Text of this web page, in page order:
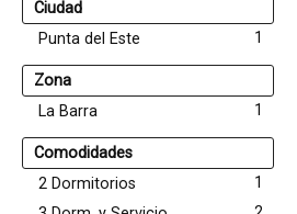
Ciudad
Punta del Este
1
Zona
La Barra
1
Comodidades
2 Dormitorios
1